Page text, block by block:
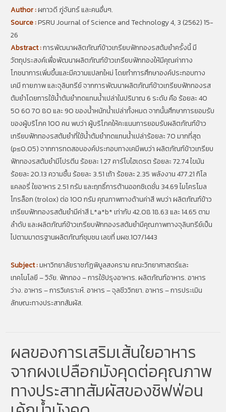
Author :ผกาวดี ภู่จันทร์ และคนอื่นๆ.
Source :PSRU Journal of Science and Technology 4, 3 (2562) 15-
26
Abstract :การพัฒนาผลิตภัณฑ์ข้าวเกรียบฟักทองรสต้มยำครั้งนี้ มี
วัตถุประสงค์เพื่อพัฒนาผลิตภัณฑ์ข้าวเกรียบฟักทองให้มีคุณค่าทาง
โภชนาการเพิ่มขึ้นและมีความแปลกใหม่ โดยทำการศึกษาองค์ประกอบทาง
เคมี กายภาพ และจุลินทรีย์ จากการพัฒนาผลิตภัณฑ์ข้าวเกรียบฟักทองรส
ต้มยำโดยการใช้น้ำต้มยำทดแทนน้ำเปล่าในปริมาณ 6 ระดับ คือ ร้อยละ 40
50 60 70 80 และ 90 ของน้ำหนักน้ำเปล่าทั้งหมด จากนั้นศึกษาการยอมรับ
ของผู้บริโภค 100 คน พบว่า ผู้บริโภคให้คะแนนการยอมรับผลิตภัณฑ์ข้าว
เกรียบฟักทองรสต้มยำที่ใช้น้ำต้มยำทดแทนน้ำเปล่าร้อยละ 70 มากที่สุด
(p≤0.05) จากการทดสอบองค์ประกอบทางเคมีพบว่า ผลิตภัณฑ์ข้าวเกรียบ
ฟักทองรสต้มยำมีโปรตีน ร้อยละ 1.27 คาร์โบไฮเดรต ร้อยละ 72.74 ไขมัน
ร้อยละ 20.13 ความชื้น ร้อยละ 3.51 เถ้า ร้อยละ 2.35 พลังงาน 477.21 กิโล
แคลอรี่ ใยอาหาร 2.51 กรัม และฤทธิ์การต้านออกซิเดชั่น 34.69 ไมโครโมล
โทรล็อก (trolox) ต่อ 100 กรัม คุณภาพทางด้านค่าสี พบว่า ผลิตภัณฑ์ข้าว
เกรียบฟักทองรสต้มยำมีค่าสี L*a*b* เท่ากับ 42.08 18.63 และ 14.65 ตาม
ลำดับ และผลิตภัณฑ์ข้าวเกรียบฟักทองรสต้มยำมีคุณภาพทางจุลินทรีย์เป็น
ไปตามมาตรฐานผลิตภัณฑ์ชุมชน เลขที่ มผช.107/1443
Subject :มหาวิทยาลัยราชภัฏพิบูลสงคราม คณะวิทยาศาสตร์และ
เทคโนโลยี – วิจัย. ฟักทอง – การใช้ปรุงอาหาร. ผลิตภัณฑ์อาหาร. อาหาร
ว่าง. อาหาร – การวิเคราะห์. อาหาร – จุลชีววิทยา. อาหาร – การประเมิน
ลักษณะทางประสาทสัมผัส.
ผลของการเสริมเส้นใยอาหาร
จากผงเปลือกมังคุดต่อคุณภาพ
ทางประสาทสัมผัสของชิฟฟ่อน